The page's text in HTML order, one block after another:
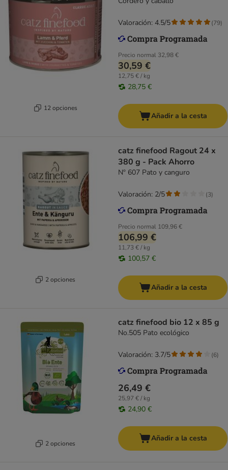
12 opciones
Precio normal 32,98 €
30,59 €
12,75 € / kg
28,75 €
Valoración: 4.5/5 (79)
Añadir a la cesta
2 opciones
catz finefood Ragout 24 x
380 g - Pack Ahorro
Nº 607 Pato y canguro
Precio normal 109,96 €
106,99 €
11,73 € / kg
100,57 €
Valoración: 2/5 (3)
Añadir a la cesta
2 opciones
catz finefood bio 12 x 85 g
No.505 Pato ecológico
26,49 €
25,97 € / kg
24,90 €
Valoración: 3.7/5 (6)
Añadir a la cesta